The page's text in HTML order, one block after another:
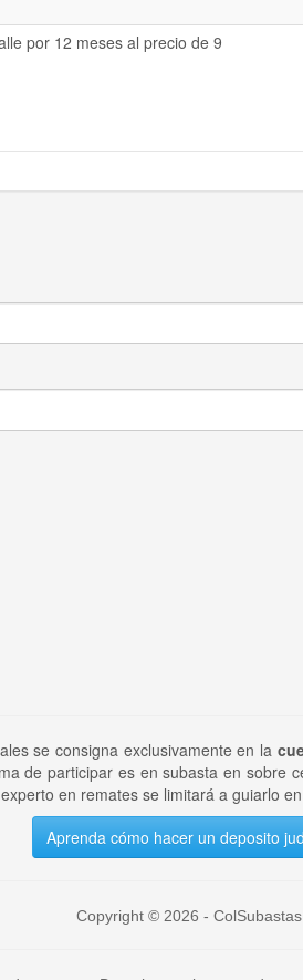
por 12 meses al precio de 9
se consigna exclusivamente en la
de participar es en subasta en
en remates se limitará a guiarlo
Aprenda cómo hacer un deposito
Copyright © 2026 - ColSubastas